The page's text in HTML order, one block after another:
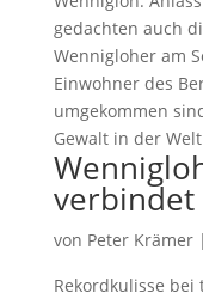
gedachten auch
Wennigloher am
Einwohner des
umgekommen
Gewalt in der
verbindet
von Peter Krämer|
Rekordkulisse